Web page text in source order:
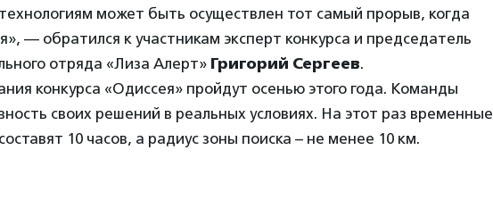
может быть осуществлен тот самый прорыв, когда
— обратился к участникам эксперт конкурса и председатель
отряда «Лиза Алерт» Григорий Сергеев.
конкурса «Одиссея» пройдут осенью этого года. Команды
своих решений в реальных условиях. На этот раз временные
10 часов, а радиус зоны поиска – не менее 10 км.